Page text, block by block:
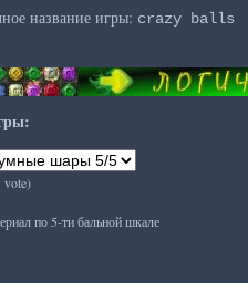
название игры: crazy balls
vote)
по 5-ти бальной шкале